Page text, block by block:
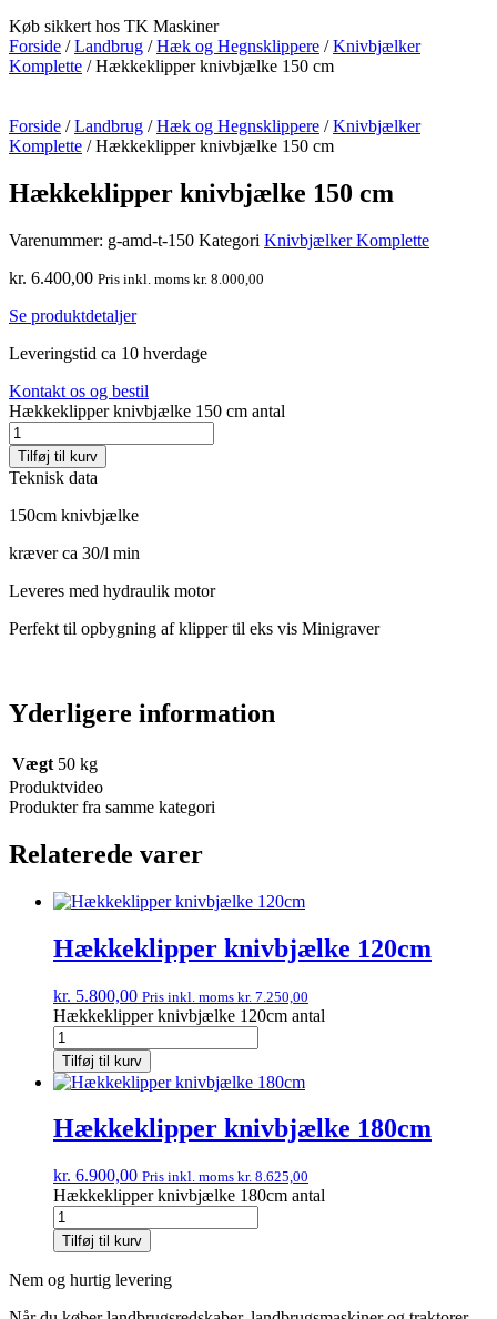
Køb sikkert hos TK Maskiner
Forside /Landbrug /Hæk og Hegnsklippere /Knivbjælker
Komplette / Hækkeklipper knivbjælke 150 cm
Forside /Landbrug /Hæk og Hegnsklippere /Knivbjælker
Komplette / Hækkeklipper knivbjælke 150 cm
Hækkeklipper knivbjælke 150 cm
Varenummer: g-amd-t-150 Kategori Knivbjælker Komplette
kr. 6.400,00 Pris inkl. moms kr. 8.000,00
Se produktdetaljer
Leveringstid ca 10 hverdage
Kontakt os og bestil
Hækkeklipper knivbjælke 150 cm antal
Tilføj til kurv
Teknisk data
150cm knivbjælke
kræver ca 30/l min
Leveres med hydraulik motor
Perfekt til opbygning af klipper til eks vis Minigraver
Yderligere information
Vægt 50 kg
Produktvideo
Produkter fra samme kategori
Relaterede varer
Hækkeklipper knivbjælke 120cm
kr. 5.800,00 Pris inkl. moms kr. 7.250,00
Hækkeklipper knivbjælke 120cm antal
Tilføj til kurv
Hækkeklipper knivbjælke 180cm
kr. 6.900,00 Pris inkl. moms kr. 8.625,00
Hækkeklipper knivbjælke 180cm antal
Tilføj til kurv
Nem og hurtig levering